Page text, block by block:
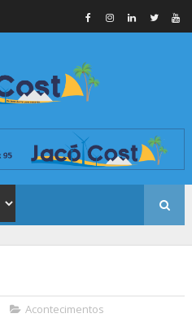
Acontecimentos